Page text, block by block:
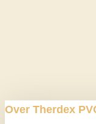
Over Therdex